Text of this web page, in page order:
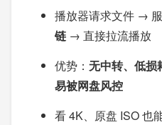
播放器请求文件 →
链 → 直接拉流播放
优势： 无中转、低损
易被网盘风控
看 4K、原盘 ISO 也